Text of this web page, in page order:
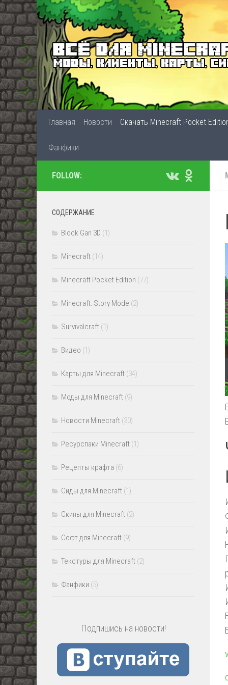
Главная Новости Скачать Minecraft Pocket
Фанфики
FOLLOW:
СОДЕРЖАНИЕ
Block Gan 3D (1)
Minecraft (14)
Minecraft Pocket Edition (77)
Minecraft: Story Mode (2)
Survivalcraft (1)
Видео (1)
Карты для Minecraft (34)
Моды для Minecraft (9)
Новости Minecraft (30)
Ресурспаки Minecraft (1)
Рецепты крафта (6)
Сиды для Minecraft (1)
Скины для Minecraft (2)
Софт для Minecraft (9)
Текстуры для Minecraft (2)
Фанфики (5)
Подпишись на новости!